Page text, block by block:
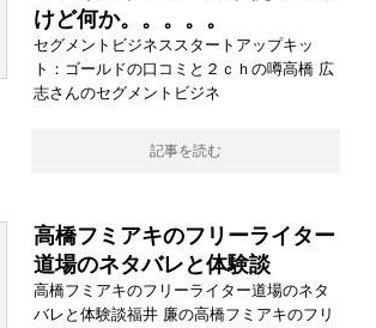
けど何か。。。。。
セグメントビジネススタートアップキッ
ト：ゴールドの口コミと２ｃｈの噂高橋 広
志さんのセグメントビジネ
記事を読む
高橋フミアキのフリーライター
道場のネタバレと体験談
高橋フミアキのフリーライター道場のネタ
バレと体験談福井 廉の高橋フミアキのフリ